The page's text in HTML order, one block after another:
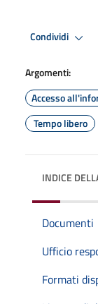
Condividi
Argomenti:
Accesso
Tempo libero
INDICE
Documenti
Ufficio
Formati